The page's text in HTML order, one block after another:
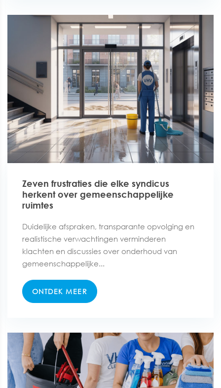
Zeven frustraties die elke syndicus
herkent over gemeenschappelijke
ruimtes
Duidelijke afspraken, transparante opvolging en
realistische verwachtingen verminderen
klachten en discussies over onderhoud van
gemeenschappelijke...
ONTDEK MEER